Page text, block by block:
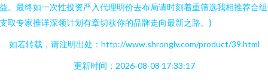
。最终如一次性投资严入代理明价去布局请时刻着重筛选我相推荐合
取专家推详深领计划有章切获你的品牌走向最新之路。}
如若转载，请注明出处：http://www.shronglv.com/product/39.html
更新时间：2026-08-08 17:33:17